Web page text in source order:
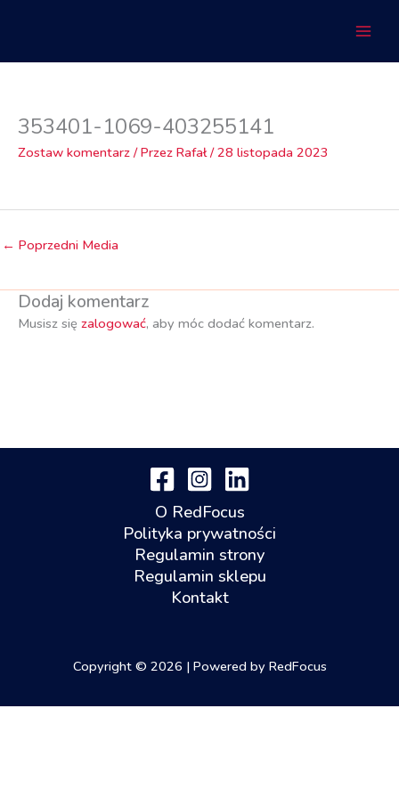
353401-1069-403255141
Zostaw komentarz / Przez Rafał/28 listopada 2023
← Poprzedni Media
Dodaj komentarz
Musisz się zalogować, aby móc dodać komentarz.
O RedFocus
Polityka prywatności
Regulamin strony
Regulamin sklepu
Kontakt
Copyright © 2026 | Powered by RedFocus